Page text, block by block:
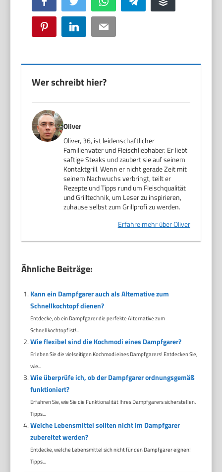
Pinterest LinkedIn Email
Wer schreibt hier?
Oliver
Oliver, 36, ist leidenschaftlicher
Familienvater und Fleischliebhaber. Er liebt
saftige Steaks und zaubert sie auf seinem
Kontaktgrill. Wenn er nicht gerade Zeit mit
seinem Nachwuchs verbringt, teilt er
Rezepte und Tipps rund um Fleischqualität
und Grilltechnik, um Leser zu inspirieren,
zuhause selbst zum Grillprofi zu werden.
Erfahre mehr über Oliver
Ähnliche Beiträge:
Kann ein Dampfgarer auch als Alternative zum
Schnellkochtopf dienen?
Entdecke, ob ein Dampfgarer die perfekte Alternative zum
Schnellkochtopf ist!...
Wie flexibel sind die Kochmodi eines Dampfgarer?
Erleben Sie die vielseitigen Kochmodi eines Dampfgarers! Entdecken Sie,
wie...
Wie überprüfe ich, ob der Dampfgarer ordnungsgemäß
funktioniert?
Erfahren Sie, wie Sie die Funktionalität Ihres Dampfgarers sicherstellen.
Tipps...
Welche Lebensmittel sollten nicht im Dampfgarer
zubereitet werden?
Entdecke, welche Lebensmittel sich nicht für den Dampfgarer eignen!
Tipps...